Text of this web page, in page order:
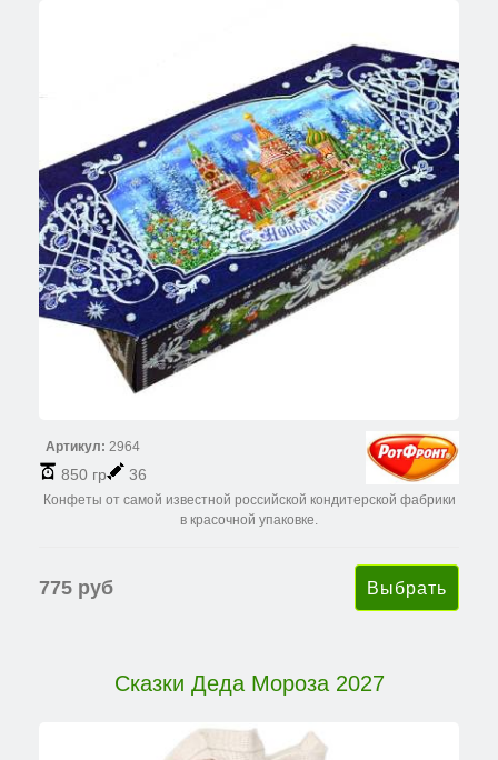
Артикул: 2964
850 гр 36
Конфеты от самой известной российской кондитерской фабрики
в красочной упаковке.
775 руб
Сказки Деда Мороза 2027